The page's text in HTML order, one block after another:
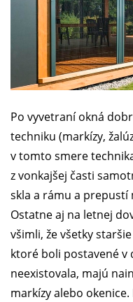
Po vyvetraní okná
techniku (markízy,
v tomto smere
z vonkajšej časti
skla a rámu a
Ostatne aj na letnej
všimli, že všetky
ktoré boli postavené v
neexistovala, majú
markízy alebo